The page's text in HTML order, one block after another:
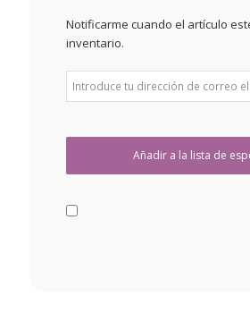
Notificarme cuando el artículo
inventario.